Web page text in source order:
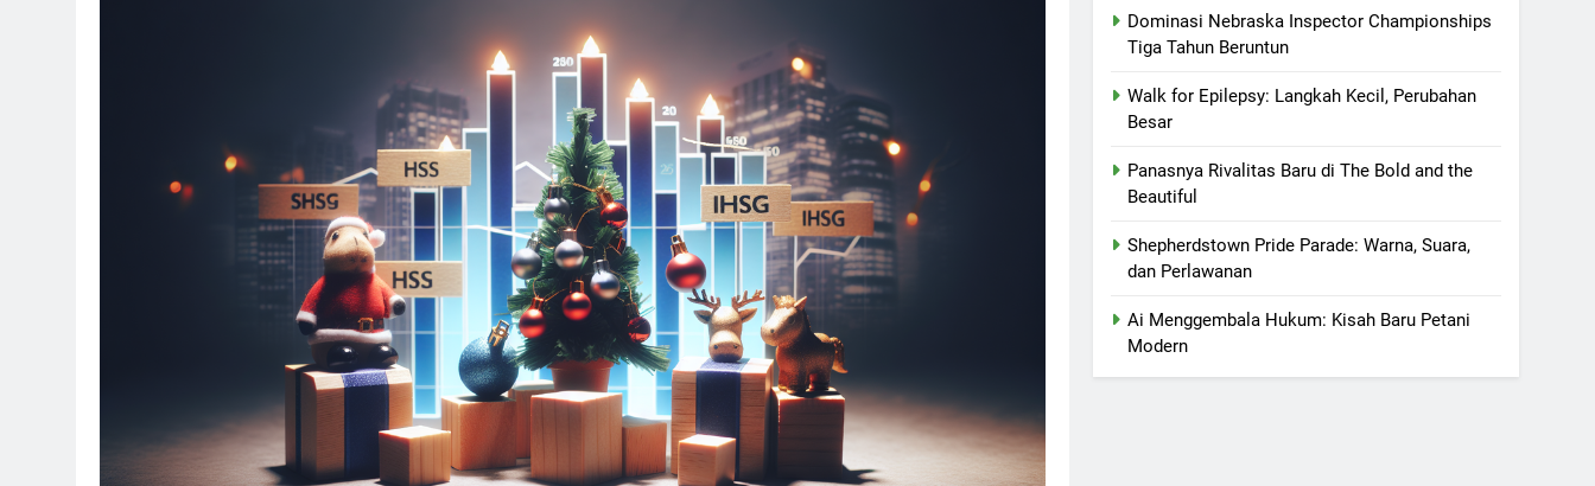
Dominasi Nebraska Inspector Championships
Tiga Tahun Beruntun
Walk for Epilepsy: Langkah Kecil, Perubahan
Besar
Panasnya Rivalitas Baru di The Bold and the
Beautiful
Shepherdstown Pride Parade: Warna, Suara,
dan Perlawanan
Ai Menggembala Hukum: Kisah Baru Petani
Modern